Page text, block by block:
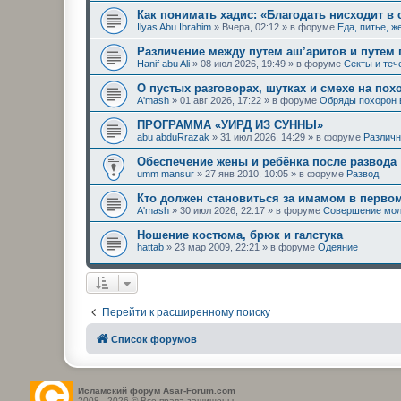
Как понимать хадис: «Благодать нисходит
Ilyas Abu Ibrahim » Вчера, 02:12 » в форуме Еда, питье,
Различение между путем аш’аритов и
Hanif abu Ali » 08 июл 2026, 19:49 » в форуме Секты и
О пустых разговорах, шутках и смехе на
A'mash » 01 авг 2026, 17:22 » в форуме Обряды похорон
ПРОГРАММА «УИРД ИЗ СУННЫ»
abu abduRrazak » 31 июл 2026, 14:29 » в форуме
Обеспечение жены и ребёнка после развода
umm mansur » 27 янв 2010, 10:05 » в форуме Развод
Кто должен становиться за имамом в
A'mash » 30 июл 2026, 22:17 » в форуме Совершение
Ношение костюма, брюк и галстука
hattab » 23 мар 2009, 22:21 » в форуме Одеяние
Перейти к расширенному поиску
Список форумов
Исламский форум Asar-Forum.com